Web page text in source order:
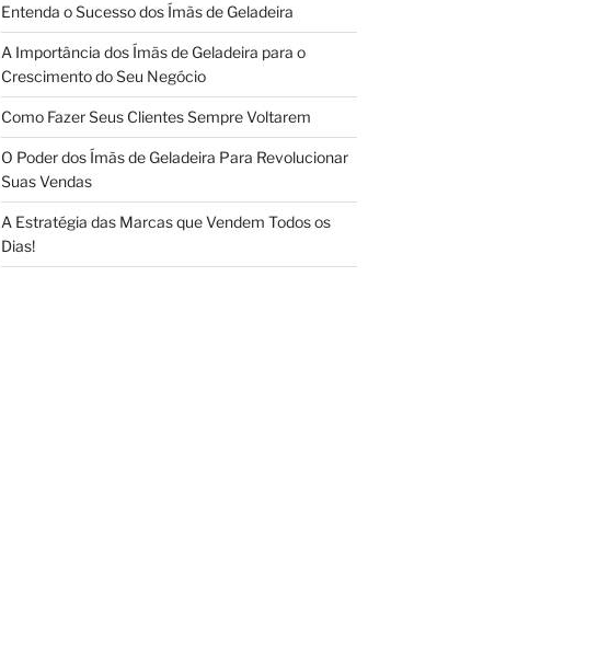
Entenda o Sucesso dos Ímãs de Geladeira
A Importância dos Ímãs de Geladeira para o
Crescimento do Seu Negócio
Como Fazer Seus Clientes Sempre Voltarem
O Poder dos Ímãs de Geladeira Para Revolucionar
Suas Vendas
A Estratégia das Marcas que Vendem Todos os
Dias!